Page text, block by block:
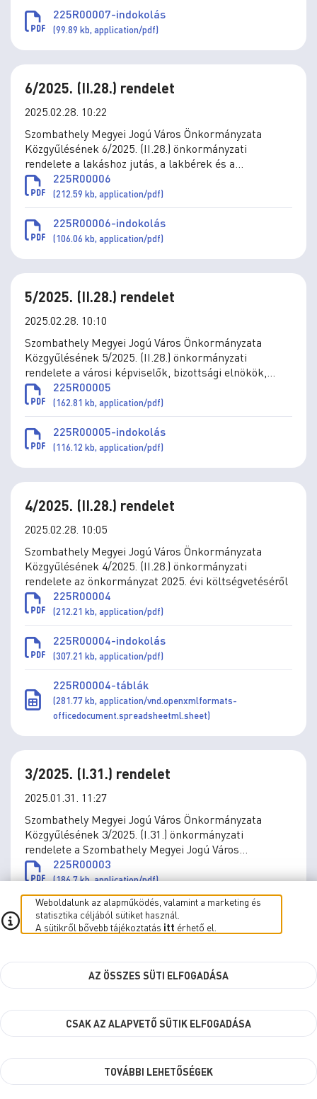
225R00007-indokolás
(99.89 kb, application/pdf)
6/2025. (II.28.) rendelet
2025.02.28. 10:22
Szombathely Megyei Jogú Város Önkormányzata
Közgyűlésének 6/2025. (II.28.) önkormányzati
rendelete a lakáshoz jutás, a lakbérek és a
lakbértámogatás, az önkormányzat által a
lakásvásárláshoz és építéshez nyújtott támogatások
szabályai megállapításáról szóló 36/2010. (XII.1.)
önkormányzati rendelet módosításáról
225R00006
(212.59 kb, application/pdf)
225R00006-indokolás
(106.06 kb, application/pdf)
5/2025. (II.28.) rendelet
2025.02.28. 10:10
Szombathely Megyei Jogú Város Önkormányzata
Közgyűlésének 5/2025. (II.28.) önkormányzati
rendelete a városi képviselők, bizottsági elnökök,
tagok, valamint a tanácsnokok tiszteletdíjának,
természetbeni juttatásainak megállapításáról szóló
19/2019. (X. 31.) önkormányzati rendelet
módosításáról
225R00005
(162.81 kb, application/pdf)
225R00005-indokolás
(116.12 kb, application/pdf)
4/2025. (II.28.) rendelet
2025.02.28. 10:05
Szombathely Megyei Jogú Város Önkormányzata
Közgyűlésének 4/2025. (II.28.) önkormányzati
rendelete az önkormányzat 2025. évi költségvetéséről
225R00004
(212.21 kb, application/pdf)
225R00004-indokolás
(307.21 kb, application/pdf)
225R00004-táblák
(281.77 kb, application/vnd.openxmlformats-
officedocument.spreadsheetml.sheet)
3/2025. (I.31.) rendelet
2025.01.31. 11:27
Szombathely Megyei Jogú Város Önkormányzata
Közgyűlésének 3/2025. (I.31.) önkormányzati
rendelete a Szombathely Megyei Jogú Város
Önkormányzata által adományozható kitüntetésekről
szóló 7/2016. (III.1.) önkormányzati rendelet
módosításáról
225R00003
(186.7 kb, application/pdf)
225R00003-indokolás
(115.5 kb, application/pdf)
2/2025. (I.31.) rendelet
Szombathely Megyei Jogú Város Önkormányzata
rendelete a Polgármesteri Hivatalban dolgozó
köztisztviselők közszolgálati jogviszonyának egyes
kérdéseiről szóló 2/2020. (II.5.) önkormányzati
225R00002
(171.75 kb, application/pdf)
Weboldalunk az alapműködés, valamint a marketing és
statisztika céljából sütiket használ.
A sütikről bővebb tájékoztatás itt érhető el.
AZ ÖSSZES SÜTI ELFOGADÁSA
CSAK AZ ALAPVETŐ SÜTIK ELFOGADÁSA
TOVÁBBI LEHETŐSÉGEK